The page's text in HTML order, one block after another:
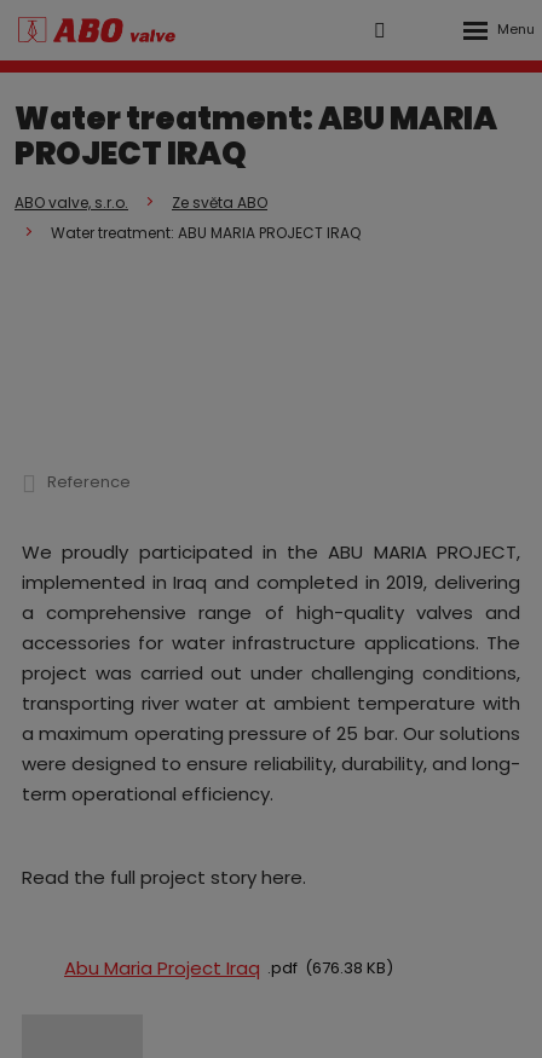
Vyhledávání
Přihlášení
klienstké
menu
Water treatment: ABU MARIA
PROJECT IRAQ
ABO valve, s.r.o.
Ze světa ABO
Water treatment: ABU MARIA PROJECT IRAQ
Reference
We proudly participated in the ABU MARIA PROJECT,
implemented in Iraq and completed in 2019, delivering
a comprehensive range of high-quality valves and
accessories for water infrastructure applications. The
project was carried out under challenging conditions,
transporting river water at ambient temperature with
a maximum operating pressure of 25 bar. Our solutions
were designed to ensure reliability, durability, and long-
term operational efficiency.
Read the full project story here.
Abu Maria Project Iraq pdf 676.38 KB